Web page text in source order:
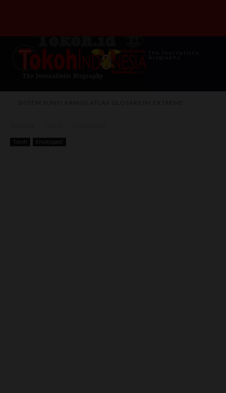
The Journalistic
Biography
Tokoh Ensiklopedi